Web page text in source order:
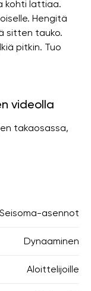
kohti lattiaa.
Hengitä
sitten tauko.
pitkin. Tuo
videolla
takaosassa,
Seisoma-asennot
Dynaaminen
Aloittelijoille